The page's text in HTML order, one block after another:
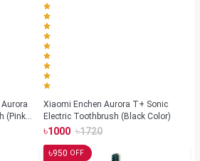
(Pink
Xiaomi Enchen Aurora T+ Sonic
Electric Toothbrush (Black Color)
৳1000 ৳1720
৳950 OFF